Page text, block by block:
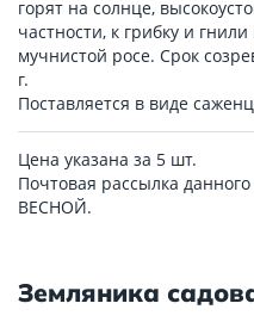
горят на солнце,
частности, к грибку и
мучнистой росе. Срок
г.
Поставляется в виде
Цена указана за 5 шт.
Почтовая рассылка
ВЕСНОЙ.
Земляника